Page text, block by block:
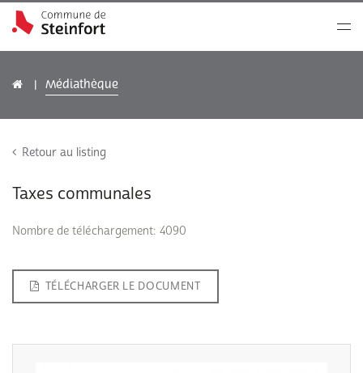
Médiathèque
Retour au listing
Taxes communales
Nombre de téléchargement: 4090
TÉLÉCHARGER LE DOCUMENT